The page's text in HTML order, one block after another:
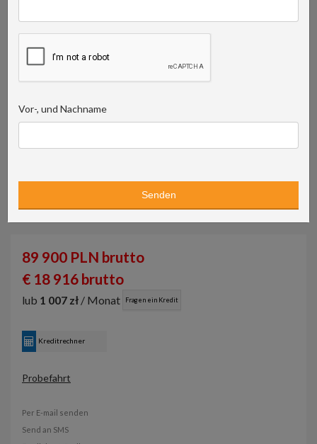
89 900 PLN brutto
€ 18 916 brutto
lub 1 007 zł / Monat Fragen ein Kredit
Kreditrechner
Probefahrt
Per E-mail senden
Send an SMS
Vor-, und Nachname